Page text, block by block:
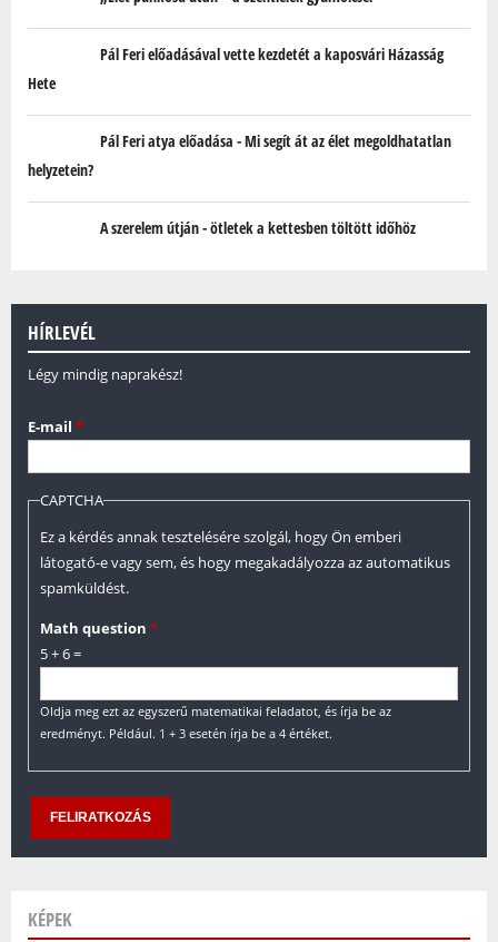
Pál Feri előadásával vette kezdetét a kaposvári Házasság
Hete
Pál Feri atya előadása - Mi segít át az élet megoldhatatlan
helyzetein?
A szerelem útján - ötletek a kettesben töltött időhöz
HÍRLEVÉL
Légy mindig naprakész!
E-mail *
CAPTCHA
Ez a kérdés annak tesztelésére szolgál, hogy Ön emberi
látogató-e vagy sem, és hogy megakadályozza az automatikus
spamküldést.
Math question *
5 + 6 =
Oldja meg ezt az egyszerű matematikai feladatot, és írja be az
eredményt. Például. 1 + 3 esetén írja be a 4 értéket.
KÉPEK